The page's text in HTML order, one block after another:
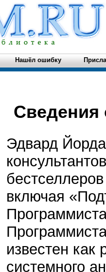
Нашёл ошибку
Сведения
Эдвард
включая
известен как
системного